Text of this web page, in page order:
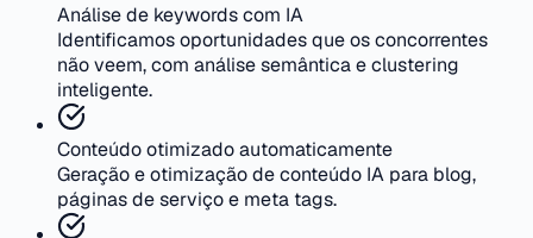
Análise de keywords com IA
Identificamos oportunidades que os concorrentes
não veem, com análise semântica e clustering
inteligente.
Conteúdo otimizado automaticamente
Geração e otimização de conteúdo IA para blog,
páginas de serviço e meta tags.